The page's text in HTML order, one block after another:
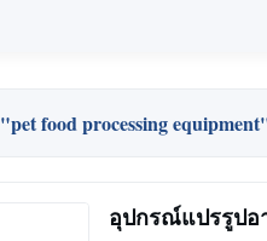
"pet food processing
อุปกรณ์แปรรูปอ